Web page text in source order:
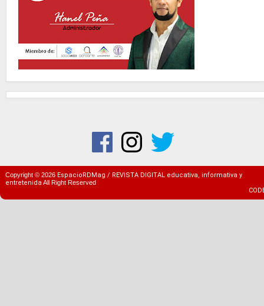
Copyright © 2026 EspacioRDMag / REVISTA DIGITAL educativa, informativa y
entretenidaAll Right Reserved